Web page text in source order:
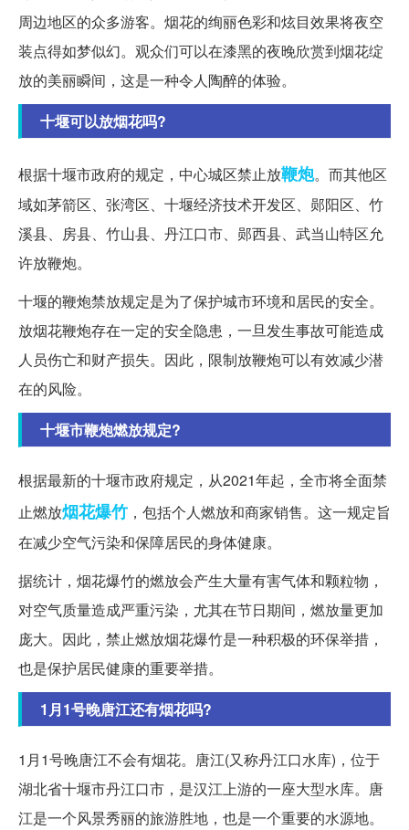
周边地区的众多游客。烟花的绚丽色彩和炫目效果将夜空
装点得如梦似幻。观众们可以在漆黑的夜晚欣赏到烟花绽
放的美丽瞬间，这是一种令人陶醉的体验。
十堰可以放烟花吗?
根据十堰市政府的规定，中心城区禁止放鞭炮。而其他区
域如茅箭区、张湾区、十堰经济技术开发区、郧阳区、竹
溪县、房县、竹山县、丹江口市、郧西县、武当山特区允
许放鞭炮。
十堰的鞭炮禁放规定是为了保护城市环境和居民的安全。
放烟花鞭炮存在一定的安全隐患，一旦发生事故可能造成
人员伤亡和财产损失。因此，限制放鞭炮可以有效减少潜
在的风险。
十堰市鞭炮燃放规定?
根据最新的十堰市政府规定，从2021年起，全市将全面禁
止燃放烟花爆竹 ，包括个人燃放和商家销售。这一规定旨
在减少空气污染和保障居民的身体健康。
据统计，烟花爆竹的燃放会产生大量有害气体和颗粒物，
对空气质量造成严重污染，尤其在节日期间，燃放量更加
庞大。因此，禁止燃放烟花爆竹是一种积极的环保举措，
也是保护居民健康的重要举措。
1月1号晚唐江还有烟花吗?
1月1号晚唐江不会有烟花。唐江(又称丹江口水库)，位于
湖北省十堰市丹江口市，是汉江上游的一座大型水库。唐
江是一个风景秀丽的旅游胜地，也是一个重要的水源地。